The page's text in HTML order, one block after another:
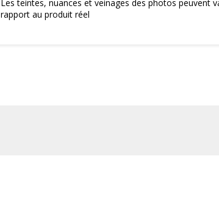
Les teintes, nuances et veinages des photos peuvent
rapport au produit réel